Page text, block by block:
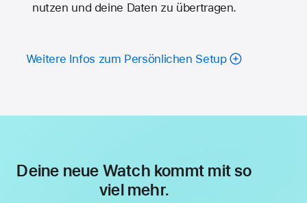
nutzen und deine Daten­ zu übertragen.
Weitere Infos zum Persönlichen Setup
Deine neue Watch kommt mit so
viel mehr.